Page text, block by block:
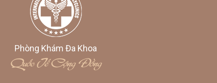
Phòng Khám Đa Khoa
Quốc Tế Cộng Đồng